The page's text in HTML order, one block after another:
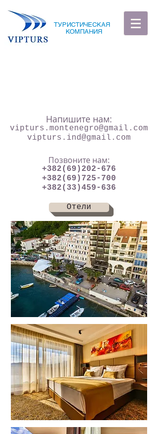
ТУРИСТИЧЕСКАЯ
КОМПАНИЯ
Напишите нам:
vipturs.montenegro@gmail.com
vipturs.ind@gmail.com
Позвоните нам:
+382(69)202-676
+382(69)725-700
+382(33)459-636
Отели